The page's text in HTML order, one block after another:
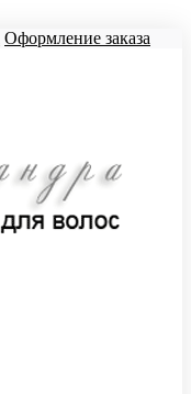
Оформление заказа